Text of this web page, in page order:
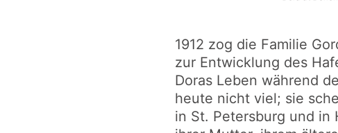
1912 zog die Familie
zur Entwicklung des
Doras Leben während
heute nicht viel; sie
in St. Petersburg und in